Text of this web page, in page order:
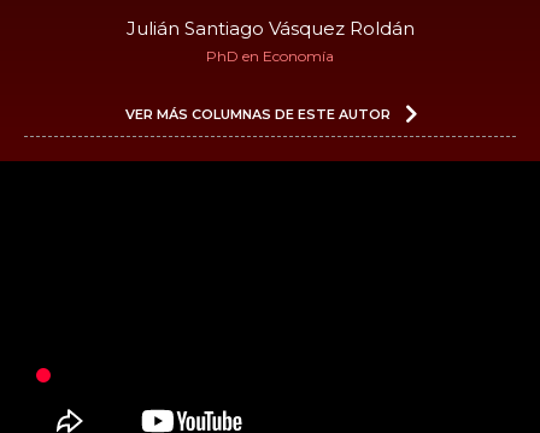
Julián Santiago Vásquez Roldán
PhD en Economía
VER MÁS COLUMNAS DE ESTE AUTOR